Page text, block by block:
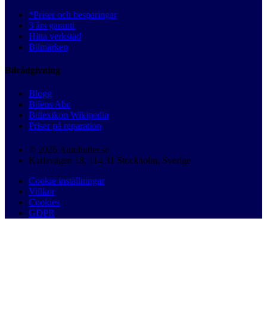
*Priser och besparingar
3 års garanti
Hitta verkstad
Bilmärken
Bilrådgivning
Blogg
Bilens Abc
Billexikon Wikipedia
Priser på reparation
© 2026 Autobutler.se
Karlavägen 18, 114 31 Stockholm, Sverige
Cookie inställningar
Villkor
Cookies
GDPR